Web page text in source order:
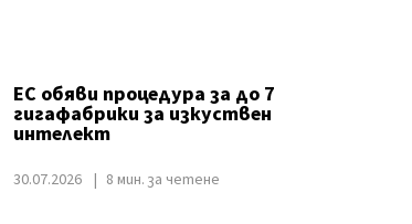
ЕС обяви процедура за до 7
гигафабрики за изкуствен
интелект
30.07.2026 8 мин. за четене